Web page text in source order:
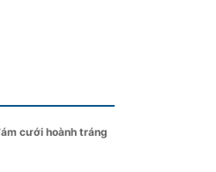
cưới hoành tráng